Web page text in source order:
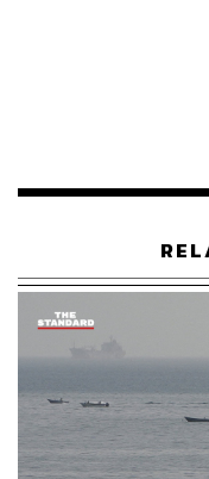
2. ติดตาม ‘Travel
ใกล้ชิด
นักเดินทางควรตรวจส
กระทร
อย่างสม่ำเสมอ เพื่อป
ล่าสุด โดยสำหรับคนไ
ของ กระทรวงการต่าง